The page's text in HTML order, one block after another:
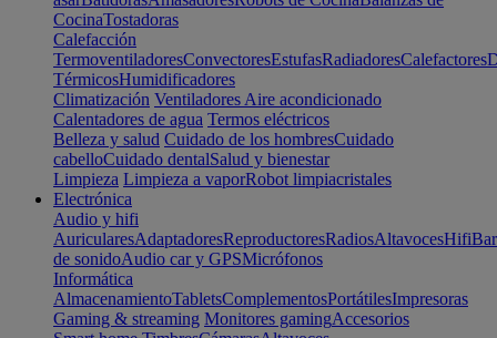
CocinaTostadoras
Calefacción
TermoventiladoresConvectoresEstufasRadiadoresCalefactores
TérmicosHumidificadores
Climatización Ventiladores Aire acondicionado
Calentadores de agua Termos eléctricos
Belleza y salud Cuidado de los hombresCuidado
cabelloCuidado dentalSalud y bienestar
Limpieza Limpieza a vaporRobot limpiacristales
Electrónica
Audio y hifi
AuricularesAdaptadoresReproductoresRadiosAltavocesHifi
de sonidoAudio car y GPSMicrófonos
Informática
AlmacenamientoTabletsComplementosPortátilesImpresoras
Gaming & streaming Monitores gamingAccesorios